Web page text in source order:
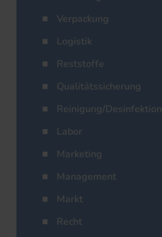
Verpackung
Logistik
Reststoffe
Qualitätssicherung
Reinigung/Desinfektion
Labor
Marketing
Management
Markt
Recht